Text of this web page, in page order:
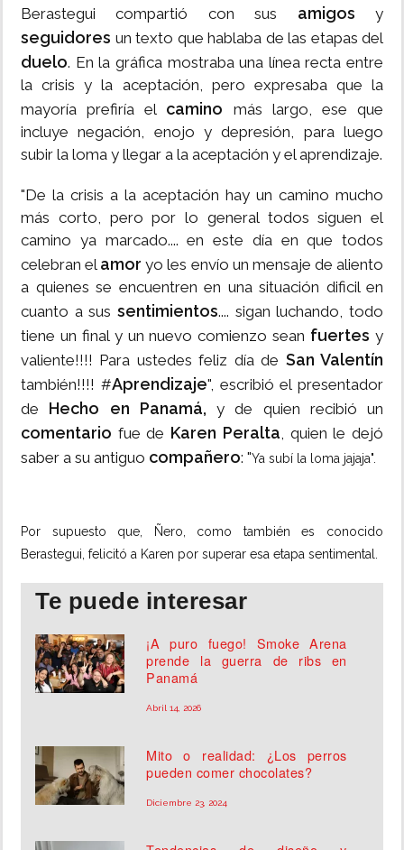
Berastegui compartió con sus amigos y
seguidores un texto que hablaba de las etapas del
duelo. En la gráfica mostraba una línea recta entre
la crisis y la aceptación, pero expresaba que la
mayoría prefiría el camino más largo, ese que
incluye negación, enojo y depresión, para luego
subir la loma y llegar a la aceptación y el aprendizaje.
"De la crisis a la aceptación hay un camino mucho
más corto, pero por lo general todos siguen el
camino ya marcado.... en este día en que todos
celebran el amor yo les envío un mensaje de aliento
a quienes se encuentren en una situación dificil en
cuanto a sus sentimientos.... sigan luchando, todo
tiene un final y un nuevo comienzo sean fuertes y
valiente!!!! Para ustedes feliz día de San Valentín
también!!!! #Aprendizaje", escribió el presentador
de Hecho en Panamá, y de quien recibió un
comentario fue de Karen Peralta, quien le dejó
saber a su antiguo compañero: "Ya subí la loma jajaja".
Por supuesto que, Ñero, como también es conocido
Berastegui, felicitó a Karen por superar esa etapa sentimental.
Te puede interesar
¡A puro fuego! Smoke Arena
prende la guerra de ribs en
Panamá
Abril 14, 2026
Mito o realidad: ¿Los perros
pueden comer chocolates?
Diciembre 23, 2024